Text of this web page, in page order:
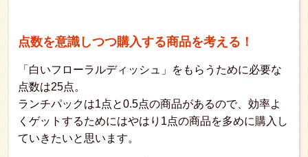
点数を意識しつつ購入する商品を考える！
「白いフローラルディッシュ」をもらうために必要な
点数は25点。
ランチパックは1点と0.5点の商品があるので、効率よ
くゲットするためにはやはり1点の商品を多めに購入し
ていきたいと思います。